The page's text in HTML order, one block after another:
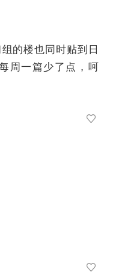
的楼也同时贴到日
周一篇少了点，呵